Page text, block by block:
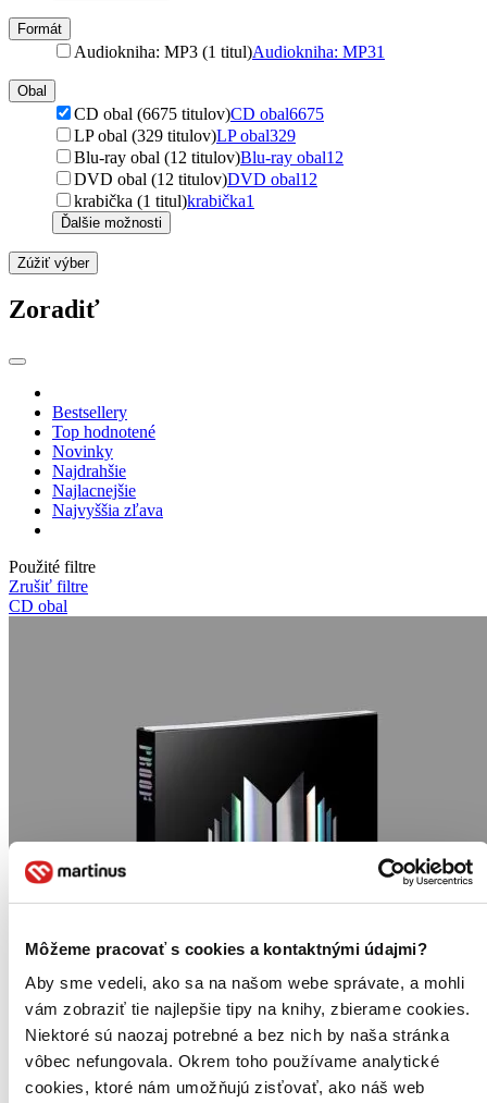
Môžeme pracovať s cookies a kontaktnými údajmi?
Aby sme vedeli, ako sa na našom webe správate, a mohli
vám zobraziť tie najlepšie tipy na knihy, zbierame cookies.
Niektoré sú naozaj potrebné a bez nich by naša stránka
vôbec nefungovala. Okrem toho používame analytické
cookies, ktoré nám umožňujú zisťovať, ako náš web
Formát
Audiokniha: MP3 (1 titul)Audiokniha: MP31
Obal
CD obal (6675 titulov)CD obal6675
LP obal (329 titulov)LP obal329
Blu-ray obal (12 titulov)Blu-ray obal12
DVD obal (12 titulov)DVD obal12
krabička (1 titul)krabička1
Ďalšie možnosti
Zúžiť výber
Zoradiť
Bestsellery
Top hodnotené
Novinky
Najdrahšie
Najlacnejšie
Najvyššia zľava
Použité filtre
Zrušiť filtre
CD obal